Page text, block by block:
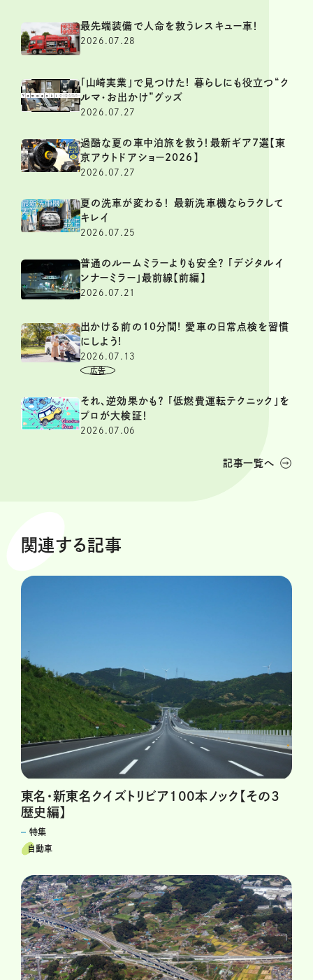
最先端装備で人命を救うレスキュー車！
2026.07.28
「山崎実業」で見つけた! 暮らしにも役立つ“ク
ルマ・お出かけ”グッズ
2026.07.27
過酷な夏の車中泊旅を救う！最新ギア7選【東
京アウトドアショー2026】
2026.07.27
夏の洗車が変わる！ 最新洗車機ならラクして
キレイ
2026.07.25
普通のルームミラーよりも安全？ 「デジタルイ
ンナーミラー」最前線【前編】
2026.07.21
出かける前の10分間! 愛車の日常点検を習慣
にしよう!
2026.07.13
それ、逆効果かも？ 「低燃費運転テクニック」を
プロが大検証！
2026.07.06
記事一覧へ
関連する記事
東名・新東名クイズトリビア100本ノック【その3
歴史編】
特集
自動車